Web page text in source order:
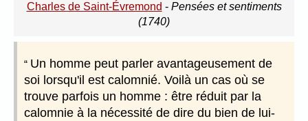
Charles de Saint-Évremond - Pensées et sentiments
(1740)
Un homme peut parler avantageusement de
soi lorsqu'il est calomnié. Voilà un cas où se
trouve parfois un homme : être réduit par la
calomnie à la nécessité de dire du bien de lui-